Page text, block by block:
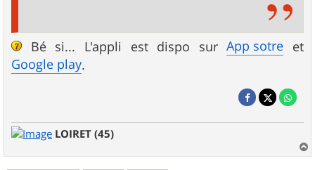
Bé si... L'appli est dispo surApp sotre et
Google play.
LOIRET (45)
a